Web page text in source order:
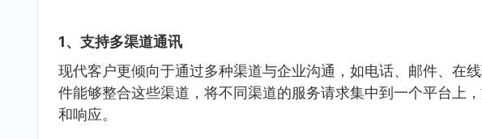
1、支持多渠道通讯
现代客户更倾向于通过多种渠道与企业沟通，如电话、邮件、在
件能够整合这些渠道，将不同渠道的服务请求集中到一个平台上
和响应。